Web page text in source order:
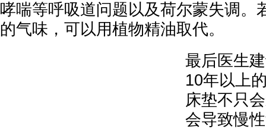
哮喘等呼吸道问题以及荷尔蒙失调。
的气味，可以用植物精油取代。
最后医生
10年以上
床垫不只
会导致慢